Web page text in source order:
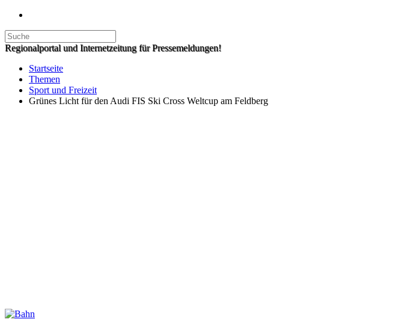
Regionalportal und Internetzeitung für Pressemeldungen!
Startseite
Themen
Sport und Freizeit
Grünes Licht für den Audi FIS Ski Cross Weltcup am Feldberg